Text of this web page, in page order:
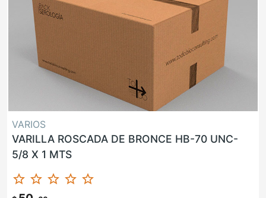
VARIOS
VARILLA ROSCADA DE BRONCE HB-70 UNC-
5/8 X 1 MTS
star_border star_border star_border star_border star_border